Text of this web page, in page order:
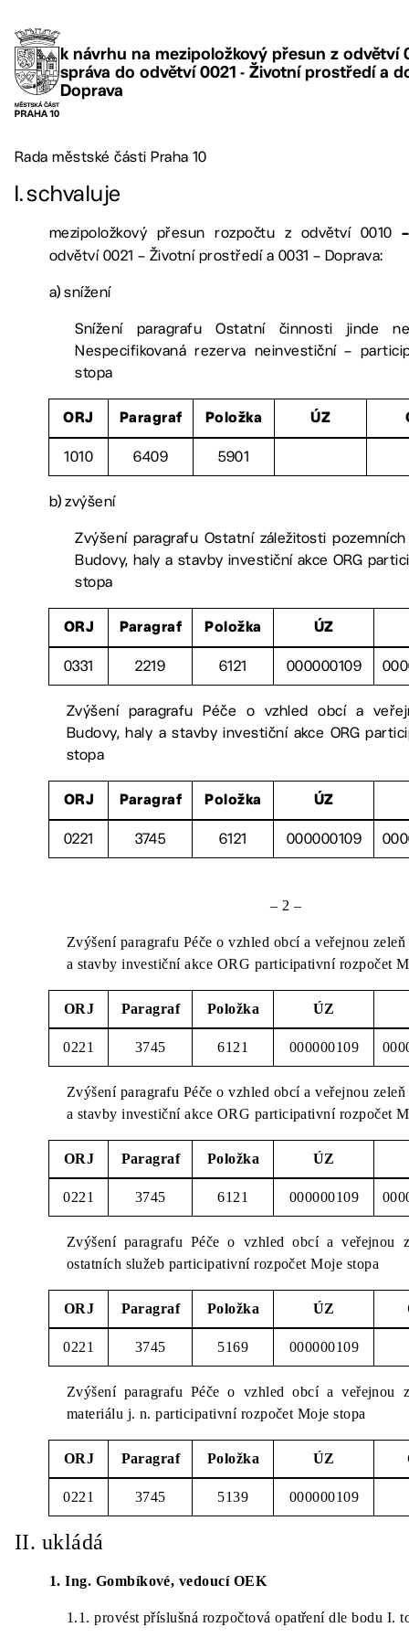
k návrhu na mezipoložkový přesun z odvětví
správa do odvětví 0021 - Životní prostředí a
Doprava
Rada městské části Praha 10
I.schvaluje
mezipoložkový přesun rozpočtu z odvětví 0010–
odvětví 0021 – Životní prostředí a 0031 – Doprava:
a) snížení
Snížení paragrafu Ostatní činnosti jinde
Nespecifikovaná rezerva neinvestiční –
stopa
ORJ Paragraf Položka ÚZ
1010 6409 5901
b) zvýšení
Zvýšení paragrafu Ostatní záležitosti
Budovy, haly a stavby investiční akce ORG
stopa
ORJ Paragraf Položka ÚZ
0331 2219 6121 000000109
Zvýšení paragrafu Péče o vzhled obcí a
Budovy, haly a stavby investiční akce ORG
stopa
ORJ Paragraf Položka ÚZ
0221 3745 6121 000000109
– 2 –
Zvýšení paragrafu Péče o vzhled obcí a veřejnou
a stavby investiční akce ORG participativní rozpočet
ORJ Paragraf Položka ÚZ
0221 3745 6121 000000109
Zvýšení paragrafu Péče o vzhled obcí a veřejnou
a stavby investiční akce ORG participativní rozpočet
ORJ Paragraf Položka ÚZ
0221 3745 6121 000000109
Zvýšení paragrafu Péče o vzhled obcí a veřejnou
ostatních služeb participativní rozpočet Moje stopa
ORJ Paragraf Položka ÚZ
0221 3745 5169 000000109
Zvýšení paragrafu Péče o vzhled obcí a veřejnou
materiálu j. n. participativní rozpočet Moje stopa
ORJ Paragraf Položka ÚZ
0221 3745 5139 000000109
II. ukládá
1. Ing. Gombíkové, vedoucí OEK
1.1. provést příslušná rozpočtová opatření dle bodu I.